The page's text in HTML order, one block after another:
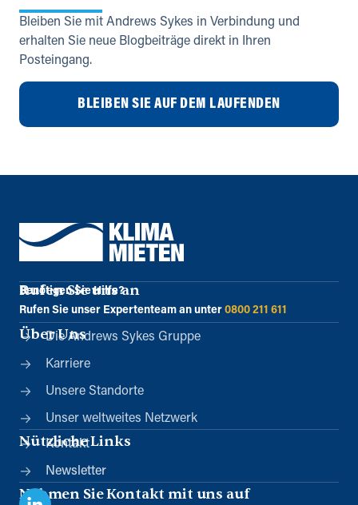
Bleiben Sie mit Andrews Sykes in Verbindung und
erhalten Sie neue Blogbeiträge direkt in Ihren
Posteingang.
BLEIBEN SIE AUF DEM LAUFENDEN
Rufen Sie uns an
Benötigen Sie Hilfe?
Rufen Sie unser Expertenteam an unter 0800 211 611
Über Uns
Die Andrews Sykes Gruppe
Karriere
Unsere Standorte
Unser weltweites Netzwerk
Nützliche Links
Kontakt
Newsletter
Nehmen Sie Kontakt mit uns auf